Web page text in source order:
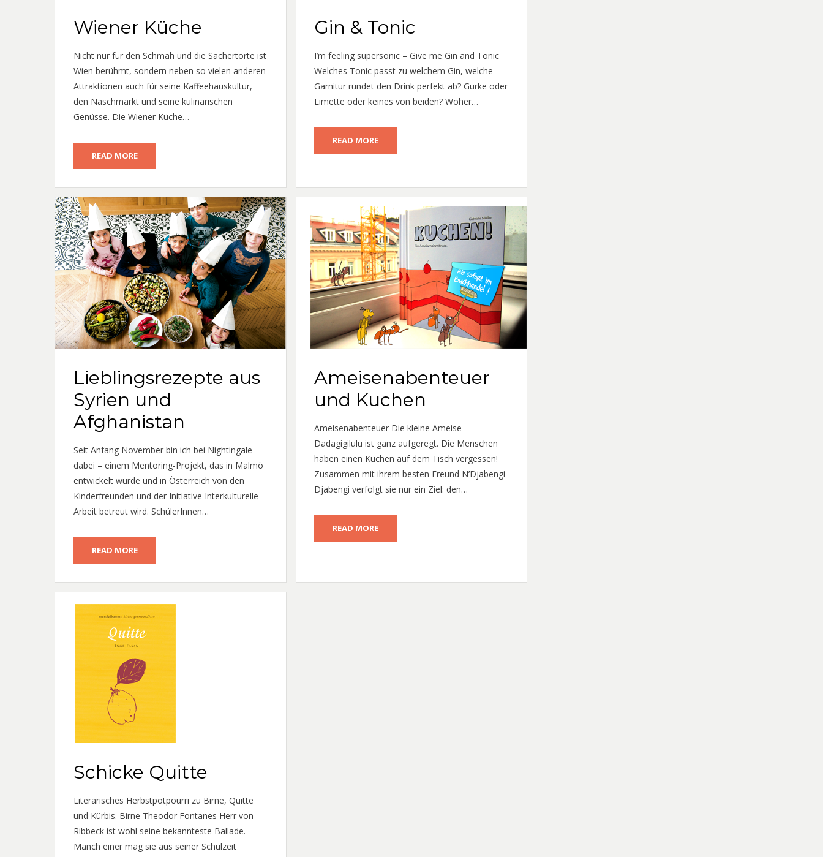
Wiener Küche
Nicht nur für den Schmäh und die Sachertorte ist
Wien berühmt, sondern neben so vielen anderen
Attraktionen auch für seine Kaffeehauskultur,
den Naschmarkt und seine kulinarischen
Genüsse. Die Wiener Küche…
READ MORE
Gin & Tonic
I’m feeling supersonic – Give me Gin and Tonic
Welches Tonic passt zu welchem Gin, welche
Garnitur rundet den Drink perfekt ab? Gurke oder
Limette oder keines von beiden? Woher…
READ MORE
Lieblingsrezepte aus
Syrien und
Afghanistan
Seit Anfang November bin ich bei Nightingale
dabei – einem Mentoring-Projekt, das in Malmö
entwickelt wurde und in Österreich von den
Kinderfreunden und der Initiative Interkulturelle
Arbeit betreut wird. SchülerInnen…
READ MORE
Ameisenabenteuer
und Kuchen
Ameisenabenteuer Die kleine Ameise
Dadagigilulu ist ganz aufgeregt. Die Menschen
haben einen Kuchen auf dem Tisch vergessen!
Zusammen mit ihrem besten Freund N’Djabengi
Djabengi verfolgt sie nur ein Ziel: den…
READ MORE
Schicke Quitte
Literarisches Herbstpotpourri zu Birne, Quitte
und Kürbis. Birne Theodor Fontanes Herr von
Ribbeck ist wohl seine bekannteste Ballade.
Manch einer mag sie aus seiner Schulzeit